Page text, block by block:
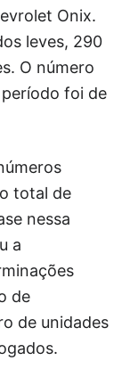
Onix.
leves, 290
O número
foi de
total de
nessa
a
de
de unidades